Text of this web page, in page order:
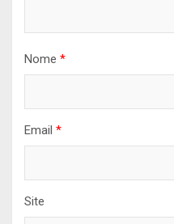
Nome *
Email *
Site